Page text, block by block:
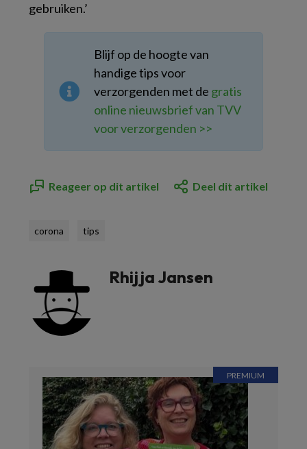
gebruiken.’
Blijf op de hoogte van
handige tips voor
verzorgenden met de gratis
online nieuwsbrief van TVV
voor verzorgenden >>
Reageer op dit artikel Deel dit artikel
corona tips
Rhijja Jansen